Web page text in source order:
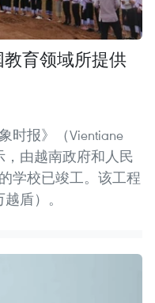
育领域所提供
时报》（Vientiane
，由越南政府和人民
学校已竣工。该工程
盾）。